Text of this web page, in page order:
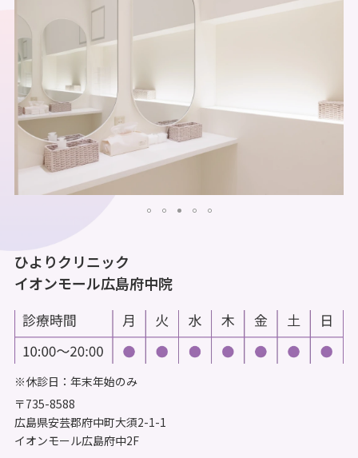
ひよりクリニック
イオンモール広島府中院
※休診日：年末年始のみ
〒735-8588
広島県安芸郡府中町大須2-1-1
イオンモール広島府中2F